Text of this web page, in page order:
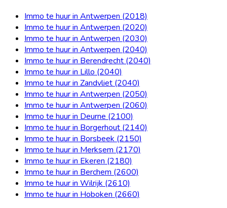
Immo te huur in Antwerpen (2018)
Immo te huur in Antwerpen (2020)
Immo te huur in Antwerpen (2030)
Immo te huur in Antwerpen (2040)
Immo te huur in Berendrecht (2040)
Immo te huur in Lillo (2040)
Immo te huur in Zandvliet (2040)
Immo te huur in Antwerpen (2050)
Immo te huur in Antwerpen (2060)
Immo te huur in Deurne (2100)
Immo te huur in Borgerhout (2140)
Immo te huur in Borsbeek (2150)
Immo te huur in Merksem (2170)
Immo te huur in Ekeren (2180)
Immo te huur in Berchem (2600)
Immo te huur in Wilrijk (2610)
Immo te huur in Hoboken (2660)